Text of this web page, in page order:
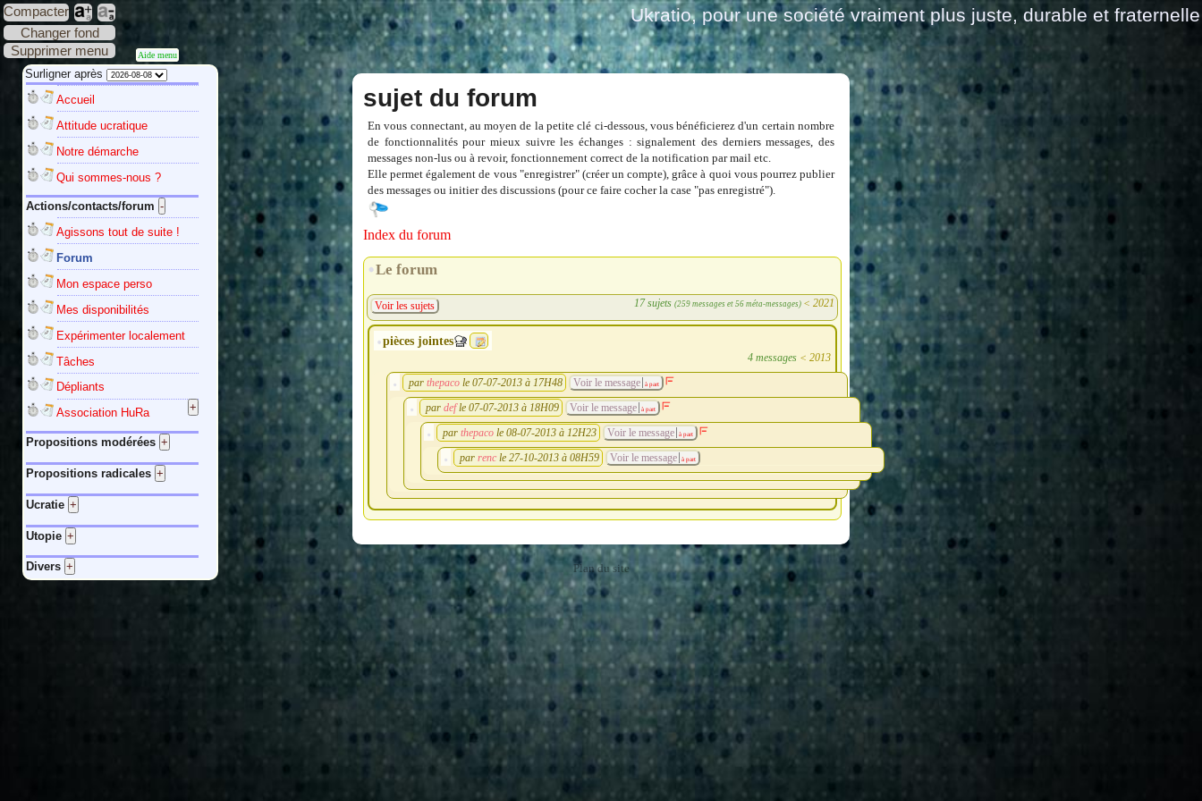
Compacter
Changer fond
Supprimer menu
Ukratio, pour une société vraiment plus juste, durable et fraternelle
Aide menu
Surligner après
Accueil
Attitude ucratique
Notre démarche
Qui sommes-nous ?
Actions/contacts/forum
Agissons tout de suite !
Forum
Mon espace perso
Mes disponibilités
Expérimenter localement
Tâches
Dépliants
Association HuRa
Propositions modérées
Propositions radicales
Ucratie
Utopie
Divers
sujet du forum
En vous connectant, au moyen de la petite clé ci-dessous, vous bénéficierez d'un certain nombre
de fonctionnalités pour mieux suivre les échanges : signalement des derniers messages, des
messages non-lus ou à revoir, fonctionnement correct de la notification par mail etc.
Elle permet également de vous "enregistrer" (créer un compte), grâce à quoi vous pourrez publier
des messages ou initier des discussions (pour ce faire cocher la case "pas enregistré").
Index du forum
Le forum
17 sujets (259 messages et 56 méta-messages) < 2021
Voir les sujets
pièces jointes
4 messages< 2013
par thepaco le 07-07-2013 à 17H48 Voir le message à part
par def le 07-07-2013 à 18H09 Voir le message à part
par thepaco le 08-07-2013 à 12H23 Voir le message à part
par renc le 27-10-2013 à 08H59 Voir le message à part
Plan du site